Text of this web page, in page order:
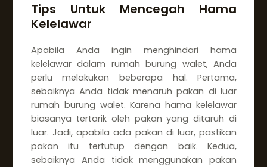
Tips Untuk Mencegah Hama
Kelelawar
Apabila Anda ingin menghindari hama
kelelawar dalam rumah burung walet, Anda
perlu melakukan beberapa hal. Pertama,
sebaiknya Anda tidak menaruh pakan di luar
rumah burung walet. Karena hama kelelawar
biasanya tertarik oleh pakan yang ditaruh di
luar. Jadi, apabila ada pakan di luar, pastikan
pakan itu tertutup dengan baik. Kedua,
sebaiknya Anda tidak menggunakan pakan